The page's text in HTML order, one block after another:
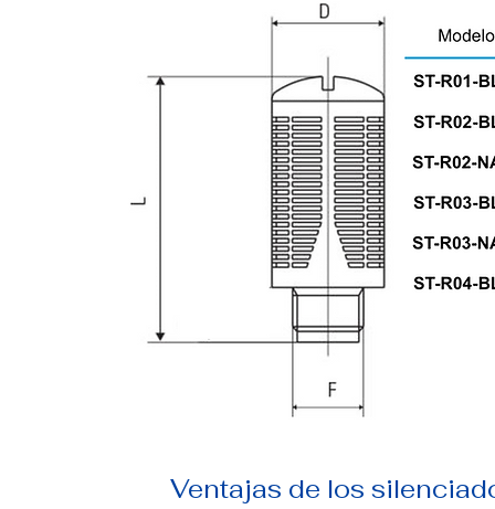
Ventajas de los